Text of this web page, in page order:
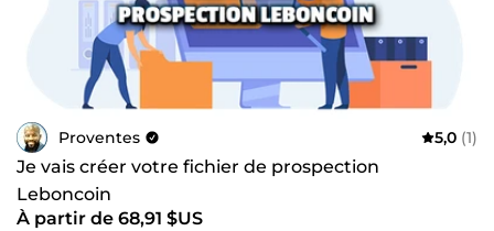
Proventes 5,0 (1)
Je vais créer votre fichier de prospection
Leboncoin
À partir de 68,91 $US